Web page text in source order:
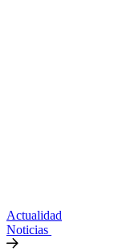
Actualidad
Noticias